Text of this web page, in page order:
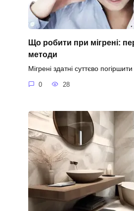
Що робити при мігрені:
методи
Мігрені здатні суттєво
0 28